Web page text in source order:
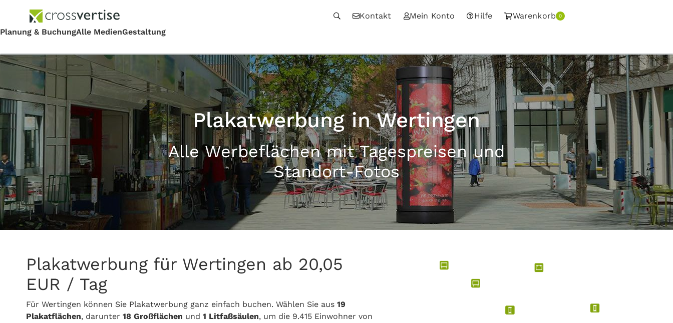
Kontakt Mein Konto Hilfe Warenkorb 0
Plakatwerbung in Wertingen
Alle Werbeflächen mit Tagespreisen und
Standort-Fotos
Plakatwerbung für Wertingen ab 20,05
EUR / Tag
Für Wertingen können Sie Plakatwerbung ganz einfach buchen. Wählen Sie aus 19
Plakatflächen, darunter 18 Großflächen und 1 Litfaßsäulen, um die 9.415 Einwohner von